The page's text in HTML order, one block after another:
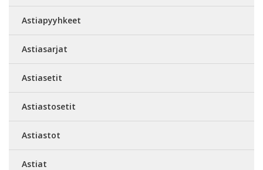
Astiapyyhkeet
Astiasarjat
Astiasetit
Astiastosetit
Astiastot
Astiat